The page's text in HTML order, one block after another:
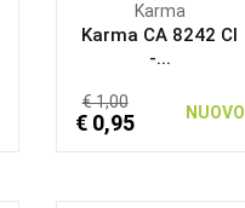
Karma
Karma CA 8242 CI
-...
€ 1,00
€ 0,95 NUOVO